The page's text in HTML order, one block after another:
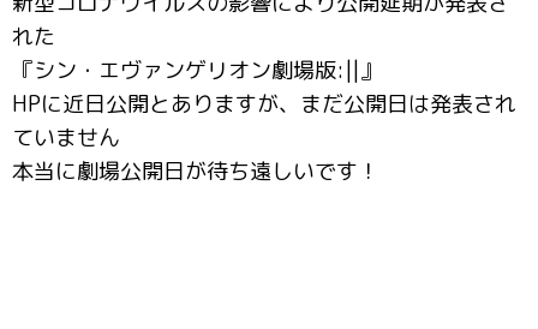
れた
『シン・エヴァンゲリオン劇場版:||』
HPに近日公開とありますが、まだ公開日は発表され
ていません
本当に劇場公開日が待ち遠しいです！